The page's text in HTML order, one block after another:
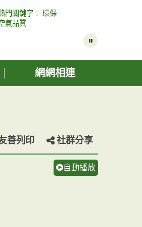
門關鍵字 ：環保
氣品質
網網相連
善列印 社群分享
自動播放